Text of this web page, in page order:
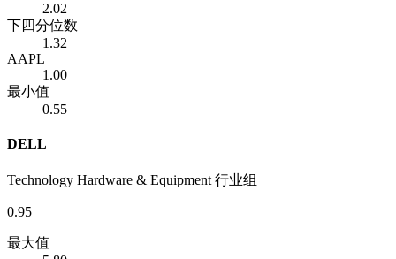
2.02
下四分位数
1.32
AAPL
1.00
最小值
0.55
DELL
Technology Hardware & Equipment 行业组
0.95
最大值